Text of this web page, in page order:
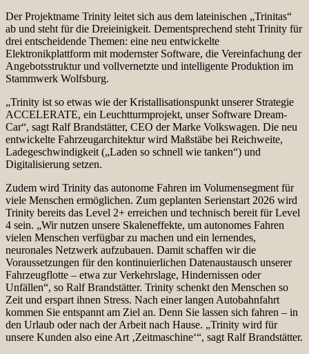
Der Projektname Trinity leitet sich aus dem lateinischen „Trinitas“
ab und steht für die Dreieinigkeit. Dementsprechend steht Trinity für
drei entscheidende Themen: eine neu entwickelte
Elektronikplattform mit modernster Software, die Vereinfachung der
Angebotsstruktur und vollvernetzte und intelligente Produktion im
Stammwerk Wolfsburg.
„Trinity ist so etwas wie der Kristallisationspunkt unserer Strategie
ACCELERATE, ein Leuchtturmprojekt, unser Software Dream-
Car“, sagt Ralf Brandstätter, CEO der Marke Volkswagen. Die neu
entwickelte Fahrzeugarchitektur wird Maßstäbe bei Reichweite,
Ladegeschwindigkeit („Laden so schnell wie tanken“) und
Digitalisierung setzen.
Zudem wird Trinity das autonome Fahren im Volumensegment für
viele Menschen ermöglichen. Zum geplanten Serienstart 2026 wird
Trinity bereits das Level 2+ erreichen und technisch bereit für Level
4 sein. „Wir nutzen unsere Skaleneffekte, um autonomes Fahren
vielen Menschen verfügbar zu machen und ein lernendes,
neuronales Netzwerk aufzubauen. Damit schaffen wir die
Voraussetzungen für den kontinuierlichen Datenaustausch unserer
Fahrzeugflotte – etwa zur Verkehrslage, Hindernissen oder
Unfällen“, so Ralf Brandstätter. Trinity schenkt den Menschen so
Zeit und erspart ihnen Stress. Nach einer langen Autobahnfahrt
kommen Sie entspannt am Ziel an. Denn Sie lassen sich fahren – in
den Urlaub oder nach der Arbeit nach Hause. „Trinity wird für
unsere Kunden also eine Art ‚Zeitmaschine‘“, sagt Ralf Brandstätter.